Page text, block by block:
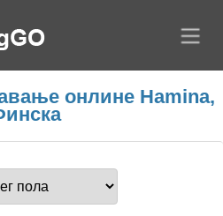
онлине Hamina,